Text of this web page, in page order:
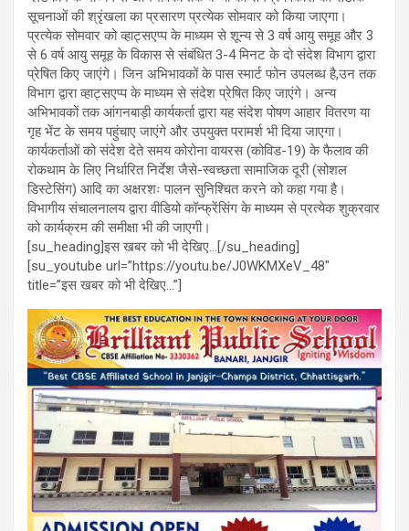
सूचनाओं की श्रृंखला का प्रसारण प्रत्येक सोमवार को किया जाएगा।
प्रत्येक सोमवार को व्हाट्सएप्प के माध्यम से शून्य से 3 वर्ष आयु समूह और 3
से 6 वर्ष आयु समूह के विकास से संबंधित 3-4 मिनट के दो संदेश विभाग द्वारा
प्रेषित किए जाएंगे। जिन अभिभावकों के पास स्मार्ट फोन उपलब्ध है,उन तक
विभाग द्वारा व्हाट्सएप्प के माध्यम से संदेश प्रेषित किए जाएंगे। अन्य
अभिभावकों तक आंगनबाड़ी कार्यकर्ता द्वारा यह संदेश पोषण आहार वितरण या
गृह भेंट के समय पहुंचाए जाएंगे और उपयुक्त परामर्श भी दिया जाएगा।
कार्यकर्ताओं को संदेश देते समय कोरोना वायरस (कोविड-19) के फैलाव की
रोकथाम के लिए निर्धारित निर्देश जैसे-स्वच्छता सामाजिक दूरी (सोशल
डिस्टेसिंग) आदि का अक्षरशः पालन सुनिश्चित करने को कहा गया है।
विभागीय संचालनालय द्वारा वीडियो कॉन्फ्रेंसिंग के माध्यम से प्रत्येक शुक्रवार
को कार्यक्रम की समीक्षा भी की जाएगी।
[su_heading]इस खबर को भी देखिए…[/su_heading]
[su_youtube url=”https://youtu.be/J0WKMXeV_48″
title=”इस खबर को भी देखिए…”]